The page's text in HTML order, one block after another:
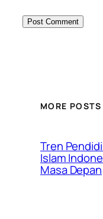
MORE POSTS
Tren
Islam
Masa Depan